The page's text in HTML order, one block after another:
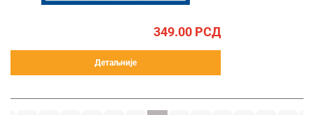
349.00 РСД
Детаљније